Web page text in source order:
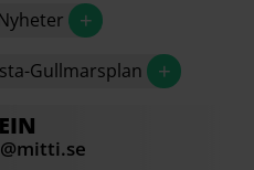
+
Gullmarsplan +